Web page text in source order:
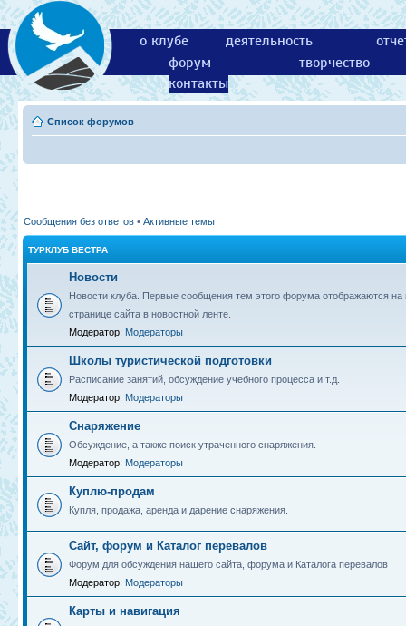
о клубе деятельность
форум
творчество
контакты
Список форумов
Сообщения без ответов • Активные темы
ТУРКЛУБ ВЕСТРА
Новости
Новости клуба. Первые сообщения тем этого форума отображаются на
странице сайта в новостной ленте.
Модератор: Модераторы
Школы туристической подготовки
Расписание занятий, обсуждение учебного процесса и т.д.
Модератор: Модераторы
Снаряжение
Обсуждение, а также поиск утраченного снаряжения.
Модератор: Модераторы
Куплю-продам
Купля, продажа, аренда и дарение снаряжения.
Сайт, форум и Каталог перевалов
Форум для обсуждения нашего сайта, форума и Каталога перевалов
Модератор: Модераторы
Карты и навигация